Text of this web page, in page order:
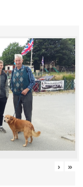
› »